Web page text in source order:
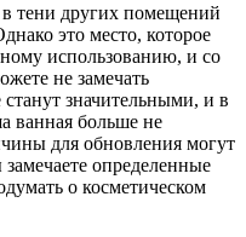
в тени других помещений
это место, которое
использованию, и со
не замечать
значительными, и в
ванная больше не
для обновления могут
определенные
о косметическом